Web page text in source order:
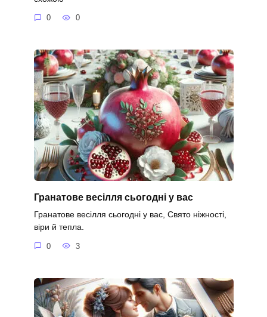
0 0
Гранатове весілля сьогодні у вас
Гранатове весілля сьогодні у вас, Свято ніжності,
віри й тепла.
0 3